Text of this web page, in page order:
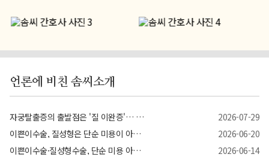
언론에 비친 솜씨소개
자궁탈출증의 출발점은 '질 이완증'… 골반저 구조 복원이 치료의 핵심
2026-07-29
이쁜이수술, 질성형은 단순 미용이 아니다… 자궁하수·자궁탈출증 치료와 ...
2026-06-20
이쁜이수술·질성형수술, 단순 미용 아닌 '여성 골반 건강'의 근본적 복원 �...
2026-06-14